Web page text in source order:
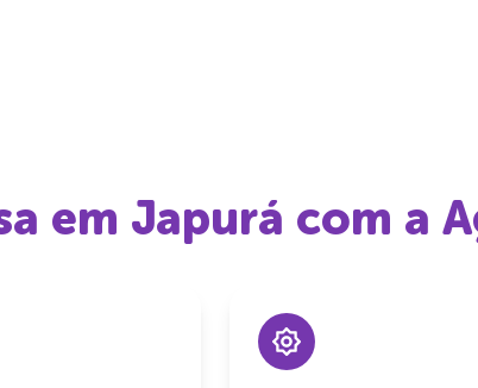
em Japurá com a